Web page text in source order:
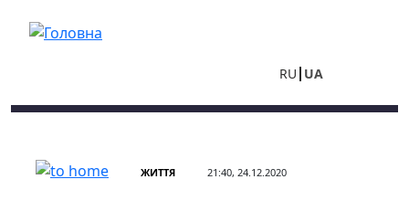
RU UA
ЖИТТЯ 21:40, 24.12.2020